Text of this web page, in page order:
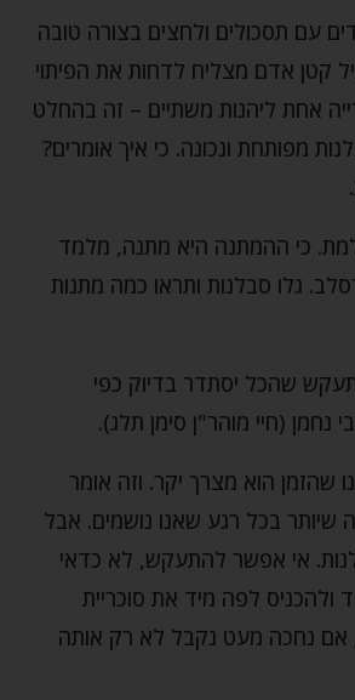
עם תסכולים ולחצים בצורה טובה
קטן אדם מצליח לדחות את הפיתוי
אחת ליהנות משתיים – זה בהחלט
מפותחת ונכונה. כי איך אומרים?
כי ההמתנה היא מתנה, מלמד
גלו סבלנות ותראו כמה מתנות
שהכל יסתדר בדיוק כפי
נחמן (חיי מוהר"ן סימן תלג).
שהזמן הוא מצרך יקר. וזה אומר
שיותר בכל רגע שאנו נושמים. אבל
אי אפשר להתעקש, לא כדאי
ולהכניס לפה מיד את סוכריית
אם נחכה מעט נקבל לא רק אותה